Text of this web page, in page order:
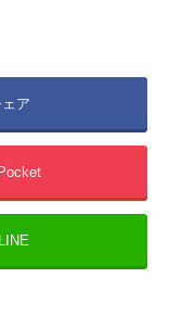
ェア
LINE